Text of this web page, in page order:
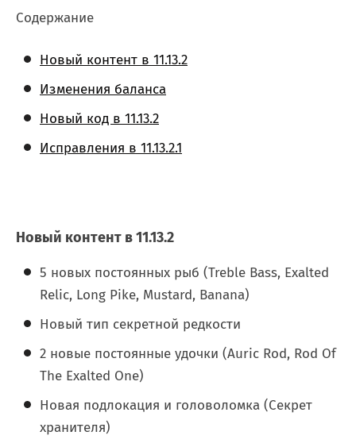
Содержание
Новый контент в 11.13.2
Изменения баланса
Новый код в 11.13.2
Исправления в 11.13.2.1
Новый контент в 11.13.2
5 новых постоянных рыб (Treble Bass, Exalted
Relic, Long Pike, Mustard, Banana)
Новый тип секретной редкости
2 новые постоянные удочки (Auric Rod, Rod Of
The Exalted One)
Новая подлокация и головоломка (Секрет
хранителя)